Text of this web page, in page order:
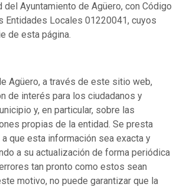
Ayuntamiento de Agüero, con Código
Entidades Locales 01220041, cuyos
de esta página.
Agüero, a través de este sitio web,
de interés para los ciudadanos y
y, en particular, sobre las
propias de la entidad. Se presta
que esta información sea exacta y
a su actualización de forma periódica
tan pronto como estos sean
motivo, no puede garantizar que la